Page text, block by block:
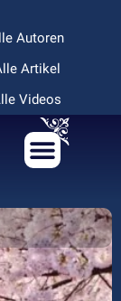
Autoren
Artikel
Videos